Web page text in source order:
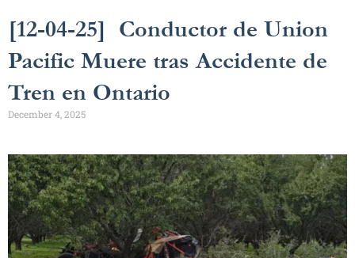
[12-04-25] Conductor de Union
Pacific Muere tras Accidente de
Tren en Ontario
December 4, 2025